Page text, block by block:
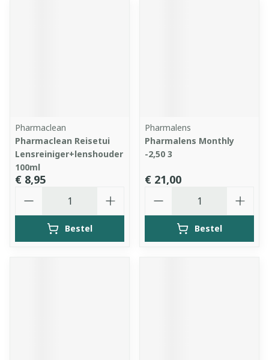
Pharmaclean
Pharmaclean Reisetui
Lensreiniger+lenshouder
100ml
€ 8,95
Bestel
Pharmalens
Pharmalens Monthly
-2,50 3
€ 21,00
Bestel